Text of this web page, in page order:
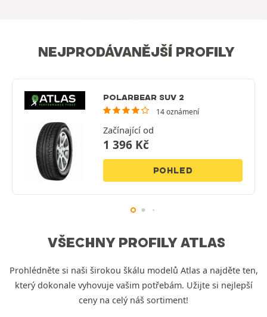
NEJPRODÁVANĚJŠÍ PROFILY
POLARBEAR SUV 2
14 oznámení
Začínající od
1 396 Kč
POHLED
VŠECHNY PROFILY ATLAS
Prohlédněte si naši širokou škálu modelů Atlas a najděte ten,
který dokonale vyhovuje vašim potřebám. Užijte si nejlepší
ceny na celý náš sortiment!